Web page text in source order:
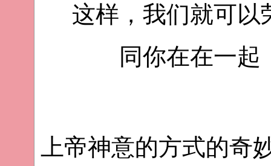
这样，我们就可以
同你在在一起
上帝神意的方式的奇